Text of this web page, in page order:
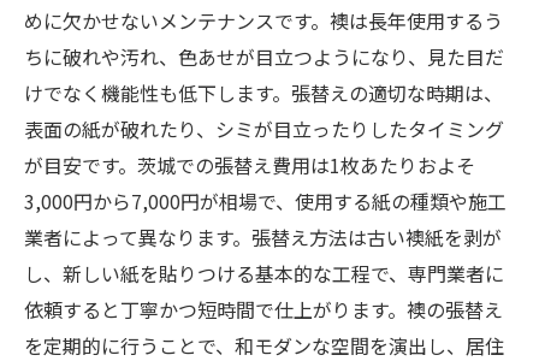
めに欠かせないメンテナンスです。襖は長年使用するう
ちに破れや汚れ、色あせが目立つようになり、見た目だ
けでなく機能性も低下します。張替えの適切な時期は、
表面の紙が破れたり、シミが目立ったりしたタイミング
が目安です。茨城での張替え費用は1枚あたりおよそ
3,000円から7,000円が相場で、使用する紙の種類や施工
業者によって異なります。張替え方法は古い襖紙を剥が
し、新しい紙を貼りつける基本的な工程で、専門業者に
依頼すると丁寧かつ短時間で仕上がります。襖の張替え
を定期的に行うことで、和モダンな空間を演出し、居住